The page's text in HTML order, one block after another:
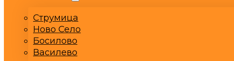
Струмица
Ново Село
Босилово
Василево